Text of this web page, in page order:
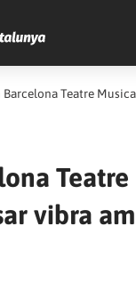
Barcelona Teatre
vibra